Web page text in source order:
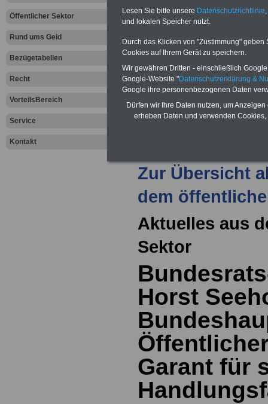
Öffentlicher Sektor
Rund ums Geld
Bezügetabellen
Recht
VorteilsBereich
Service
Kontakt
Krankenkassen
-
Zahnzusatzversicherung-
Ihr
den Fall der
Leben
Zur Übersicht
dem
Aktuelles aus
Sektor
Horst
Garant für
Lesen Sie bitte unsere Datenschutzrichtlinie
und lokalen Speicher nutzt.
Durch das Klicken von "Zustimmung"
Cookies auf Ihrem Gerät zu speichern.
Wir gewähren Dritten - einschließlich
Google-Website "Datenschutzerklärung &
Google ihre personenbezogenen Daten
Dürfen wir Ihre Daten nutzen, um
erheben Daten und verwenden